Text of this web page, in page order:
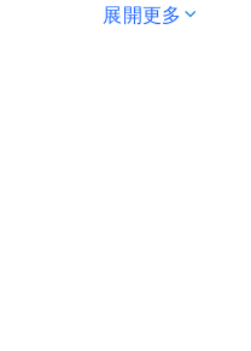
壯年到銀髮族，甚至包含
展開更多